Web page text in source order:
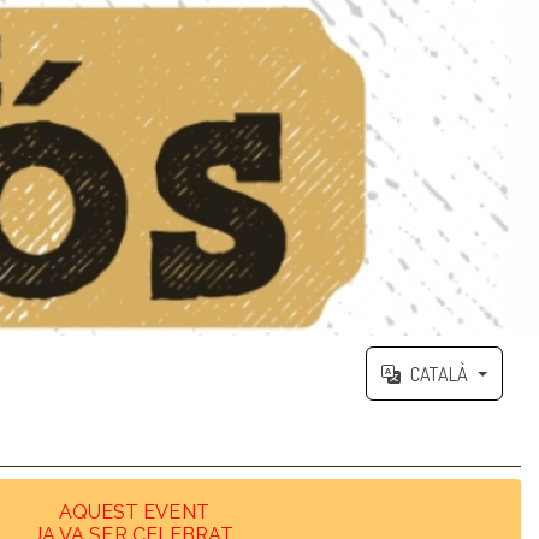
CATALÀ
AQUEST EVENT
JA VA SER CELEBRAT